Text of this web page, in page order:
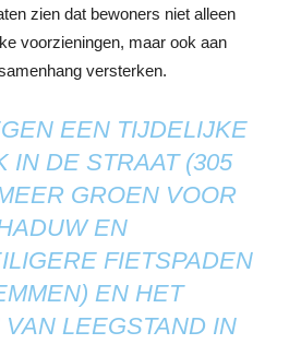
zien dat bewoners niet alleen
voorzieningen, maar ook aan
versterken.
EEN TIJDELIJKE
IN DE STRAAT (305
GROEN VOOR
EN
FIETSPADEN
EN HET
LEEGSTAND IN